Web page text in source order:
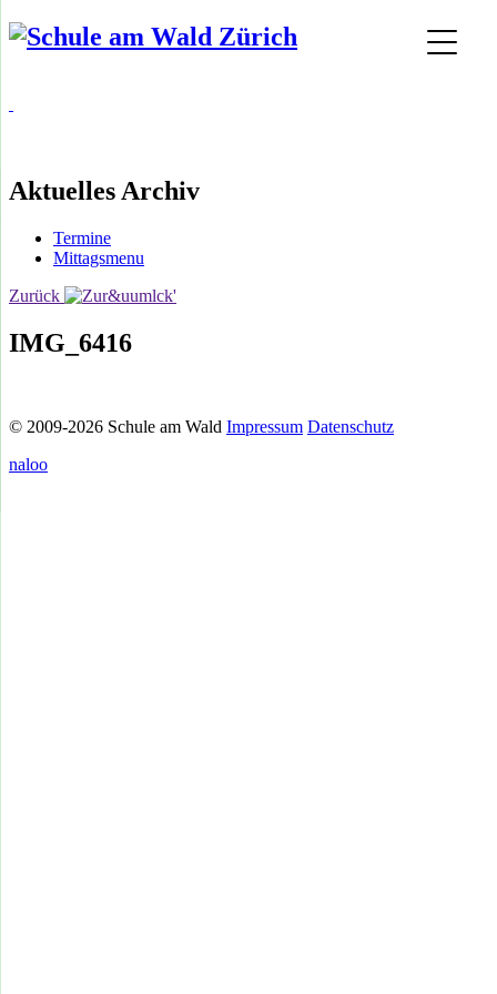
Aktuelles Archiv
Termine
Mittagsmenu
Zurück
IMG_6416
© 2009-2026 Schule am Wald Impressum Datenschutz
naloo